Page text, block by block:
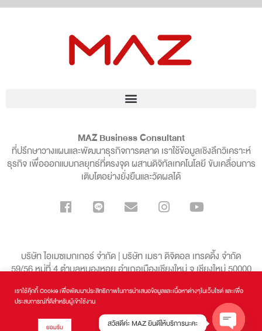
MAZ Business Consultant
ที่ปรึกษาวางแผนและพัฒนาธุรกิจการตลาด เราใช้ข้อมูลเชิงลึกวิเคราะห์
ธุรกิจ เพื่อออกแบบกลยุทธ์ที่ตรงจุด ผสานดิจิทัลเทคโนโลยี ขับเคลื่อนการ
เติบโตอย่างยั่งยืนและวัดผลได้
บริษัท ไอเมซเมกเกอร์ จำกัด | บริษัท เมธา ดิจิตอล เทรดดิ้ง จำกัด
59/56 หมู่ที่ 4 ตำบลหนองหอย อำเภอเมืองเชียงใหม่ จ.เชียงใหม่ 50000
099-136-8998
เราใช้คุ๊กกี้ Cookie เพื่อพัฒนาประสิทธิภาพในการนำเสนอข้อมูลและเนื้อหาต่างๆในเว็บไซต์ และเพื่อ
ประสบการณ์ที่ดีสำหรับผู้เข้าใช้งาน
ยอมรับ สวัสดีค่ะ MAZ ยินดีให้บริการนะคะ